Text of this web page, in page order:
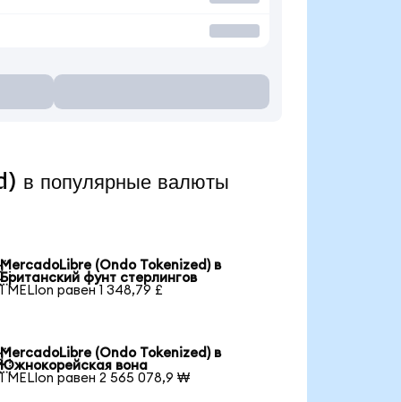
в популярные валюты
MercadoLibre (Ondo Tokenized) в
Британский фунт стерлингов
1 MELIon равен 1 348,79 £
MercadoLibre (Ondo Tokenized) в
Южнокорейская вона
1 MELIon равен 2 565 078,9 ₩